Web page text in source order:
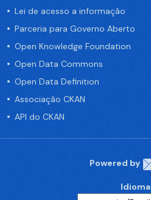
Lei de acesso a informação
Parceria para Governo Aberto
Open Knowledge Foundation
Open Data Commons
Open Data Definition
Associação CKAN
API do CKAN
Powered by
Idioma